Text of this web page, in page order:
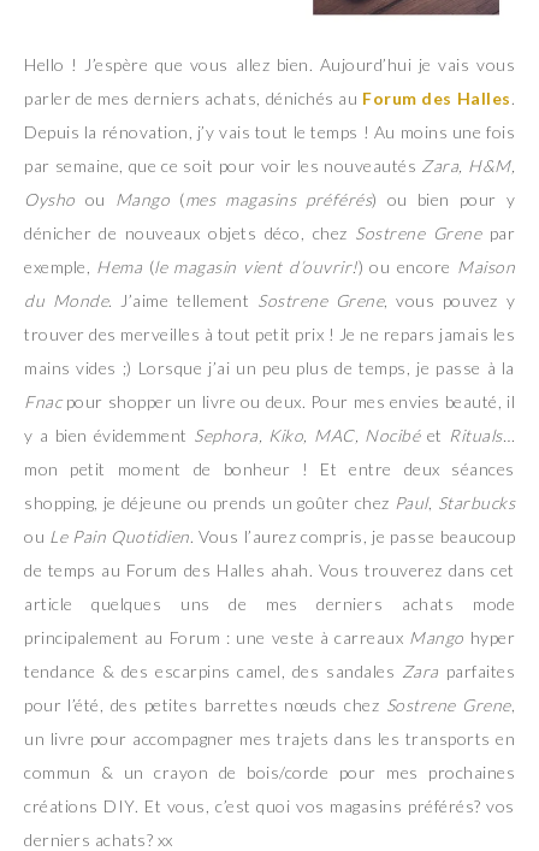
Hello ! J’espère que vous allez bien. Aujourd’hui je vais vous
parler de mes derniers achats, dénichés au Forum des Halles.
Depuis la rénovation, j’y vais tout le temps ! Au moins une fois
par semaine, que ce soit pour voir les nouveautés Zara, H&M,
Oysho ou Mango (mes magasins préférés) ou bien pour y
dénicher de nouveaux objets déco, chez Sostrene Grenepar
exemple, Hema (le magasin vient d’ouvrir!) ou encore Maison
du Monde. J’aime tellement Sostrene Grene, vous pouvez y
trouver des merveilles à tout petit prix ! Je ne repars jamais les
mains vides ;) Lorsque j’ai un peu plus de temps, je passe à la
Fnacpour shopper un livre ou deux. Pour mes envies beauté, il
y a bien évidemment Sephora, Kiko, MAC, Nocibéet Rituals…
mon petit moment de bonheur ! Et entre deux séances
shopping, je déjeune ou prends un goûter chez Paul, Starbucks
ou Le Pain Quotidien. Vous l’aurez compris, je passe beaucoup
de temps au Forum des Halles ahah. Vous trouverez dans cet
article quelques uns de mes derniers achats mode
principalement au Forum : une veste à carreaux Mango hyper
tendance & des escarpins camel, des sandales Zara parfaites
pour l’été, des petites barrettes nœuds chez Sostrene Grene,
un livre pour accompagner mes trajets dans les transports en
commun & un crayon de bois/corde pour mes prochaines
créations DIY. Et vous, c’est quoi vos magasins préférés? vos
derniers achats? xx